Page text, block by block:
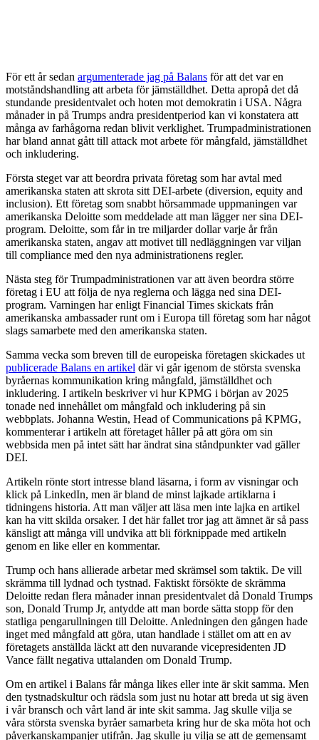
För ett år sedan argumenterade jag på Balans för att det var en
motståndshandling att arbeta för jämställdhet. Detta apropå det då
stundande presidentvalet och hoten mot demokratin i USA. Några
månader in på Trumps andra presidentperiod kan vi konstatera att
många av farhågorna redan blivit verklighet. Trumpadministrationen
har bland annat gått till attack mot arbete för mångfald, jämställdhet
och inkludering.
Första steget var att beordra privata företag som har avtal med
amerikanska staten att skrota sitt DEI-arbete (diversion, equity and
inclusion). Ett företag som snabbt hörsammade uppmaningen var
amerikanska Deloitte som meddelade att man lägger ner sina DEI-
program. Deloitte, som får in tre miljarder dollar varje år från
amerikanska staten, angav att motivet till nedläggningen var viljan
till compliance med den nya administrationens regler.
Nästa steg för Trumpadministrationen var att även beordra större
företag i EU att följa de nya reglerna och lägga ned sina DEI-
program. Varningen har enligt Financial Times skickats från
amerikanska ambassader runt om i Europa till företag som har något
slags samarbete med den amerikanska staten.
Samma vecka som breven till de europeiska företagen skickades ut
publicerade Balans en artikel där vi går igenom de största svenska
byråernas kommunikation kring mångfald, jämställdhet och
inkludering. I artikeln beskriver vi hur KPMG i början av 2025
tonade ned innehållet om mångfald och inkludering på sin
webbplats. Johanna Westin, Head of Communications på KPMG,
kommenterar i artikeln att företaget håller på att göra om sin
webbsida men på intet sätt har ändrat sina ståndpunkter vad gäller
DEI.
Artikeln rönte stort intresse bland läsarna, i form av visningar och
klick på LinkedIn, men är bland de minst lajkade artiklarna i
tidningens historia. Att man väljer att läsa men inte lajka en artikel
kan ha vitt skilda orsaker. I det här fallet tror jag att ämnet är så pass
känsligt att många vill undvika att bli förknippade med artikeln
genom en like eller en kommentar.
Trump och hans allierade arbetar med skrämsel som taktik. De vill
skrämma till lydnad och tystnad. Faktiskt försökte de skrämma
Deloitte redan flera månader innan presidentvalet då Donald Trumps
son, Donald Trump Jr, antydde att man borde sätta stopp för den
statliga pengarullningen till Deloitte. Anledningen den gången hade
inget med mångfald att göra, utan handlade i stället om att en av
företagets anställda läckt att den nuvarande vicepresidenten JD
Vance fällt negativa uttalanden om Donald Trump.
Om en artikel i Balans får många likes eller inte är skit samma. Men
den tystnadskultur och rädsla som just nu hotar att breda ut sig även
i vår bransch och vårt land är inte skit samma. Jag skulle vilja se
våra största svenska byråer samarbeta kring hur de ska möta hot och
påverkanskampanjer utifrån. Jag skulle ju vilja se att de gemensamt